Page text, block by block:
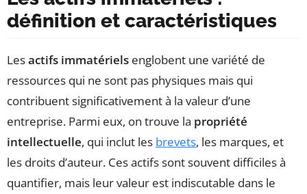
définition et caractéristiques
Lesactifs immatériels englobent une variété de
ressources qui ne sont pas physiques mais qui
contribuent significativement à la valeur d’une
entreprise. Parmi eux, on trouve la propriété
intellectuelle, qui inclut les brevets, les marques, et
les droits d’auteur. Ces actifs sont souvent difficiles à
quantifier, mais leur valeur est indiscutable dans le